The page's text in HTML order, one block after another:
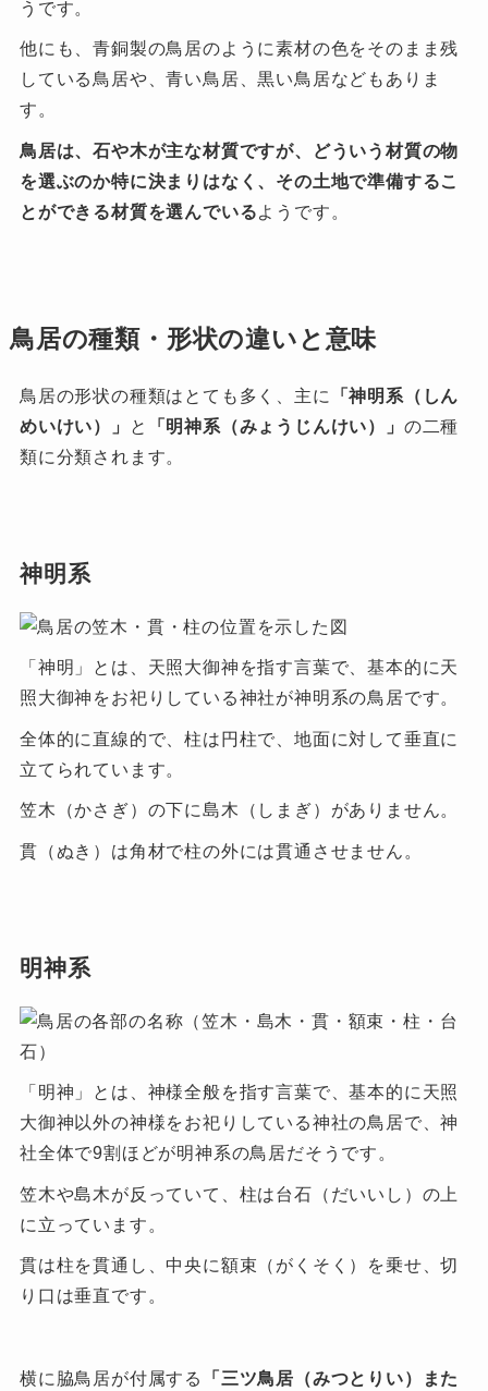
うです。
他にも、青銅製の鳥居のように素材の色をそのまま残
している鳥居や、青い鳥居、黒い鳥居などもありま
す。
鳥居は、石や木が主な材質ですが、どういう材質の物
を選ぶのか特に決まりはなく、その土地で準備するこ
とができる材質を選んでいるようです。
鳥居の種類・形状の違いと意味
鳥居の形状の種類はとても多く、主に
「神明系（しん
めいけい）」
と 「明神系（みょうじんけい）」 の二種
類に分類されます。
神明系
「神明」とは、天照大御神を指す言葉で、基本的に天
照大御神をお祀りしている神社が神明系の鳥居です。
全体的に直線的で、柱は円柱で、地面に対して垂直に
立てられています。
笠木（かさぎ）の下に島木（しまぎ）がありません。
貫（ぬき）は角材で柱の外には貫通させません。
明神系
「明神」とは、神様全般を指す言葉で、基本的に天照
大御神以外の神様をお祀りしている神社の鳥居で、神
社全体で9割ほどが明神系の鳥居だそうです。
笠木や島木が反っていて、柱は台石（だいいし）の上
に立っています。
貫は柱を貫通し、中央に額束（がくそく）を乗せ、切
り口は垂直です。
横に脇鳥居が付属する
「三ツ鳥居（みつとりい）また